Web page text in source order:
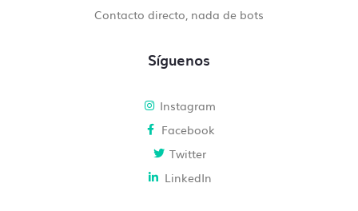
Contacto directo, nada de bots
Síguenos
Instagram
Facebook
Twitter
LinkedIn